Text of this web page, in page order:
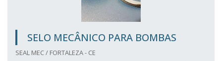
SELO MECÂNICO PARA BOMBAS
SEAL MEC / FORTALEZA - CE